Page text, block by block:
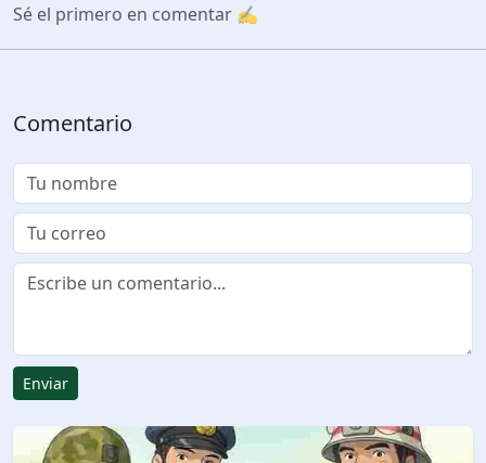
Sé el primero en comentar ✍️
Comentario
Enviar